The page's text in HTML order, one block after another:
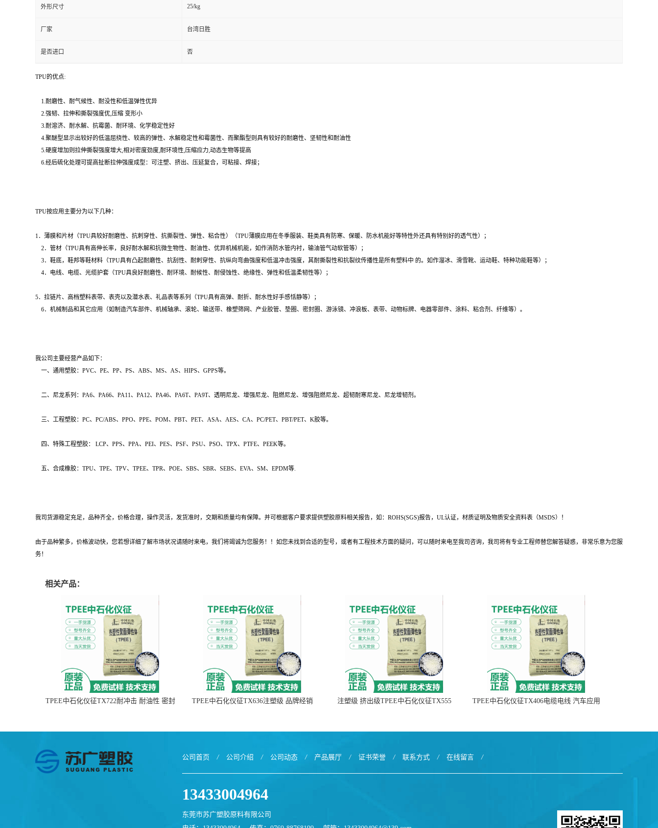
外形尺寸 25/kg
厂家 台湾日胜
是否进口 否
TPU的优点:
1.耐磨性、耐气候性、耐没性和低温弹性优异
2.强韧、拉伸和撕裂强度优,压缩 变形小
3.耐溶济、耐水解、抗霉菌、耐环境、化学稳定性好
4.聚醚型显示出较好的低温屈挠性、较高的弹性、水解稳定性和霉菌性、而聚酯型则具有较好的耐磨性、坚韧性和耐油性
5.硬度增加则拉伸撕裂强度增大,相对密度劲度,耐环境性,压缩应力,动态生物等提高
6.经后硫化处理可提高扯断拉伸强度成型：可注塑、挤出、压延复合，可粘接、焊接；
TPU按应用主要分为以下几种：
1．薄膜和片材（TPU具较好耐磨性、抗刺穿性、抗撕裂性、弹性、粘合性）（TPU薄膜应用在冬季服装、鞋类具有防寒、保暖、防水机能好等特性外还具有特别好的透气性）；
2．管材（TPU具有高伸长率，良好耐水解和抗微生物性、耐油性、优异机械机能，如作消防水管内衬，输油管气动软管等）；
3．鞋底，鞋邦等鞋材料（TPU具有凸起耐磨性、抗刮性、耐刺穿性、抗纵向弯曲强度和低温冲击强度，其耐撕裂性和抗裂纹传播性是所有塑料中 的。如作溜冰、滑雪靴、运动鞋、特种功能鞋等）；
4．电线、电缆、光缆护套（TPU具良好耐磨性、耐环境、耐候性、耐侵蚀性、绝缘性、弹性和低温柔韧性等）；
5．拉链片、高档塑料表带、表壳以及潜水表、礼品表等系列（TPU具有高弹、耐折、耐水性好手感恬静等）；
6．机械制品和其它应用（如制造汽车部件、机械轴承、滚轮、输送带、橡塑筛网、产业胶管、垫圈、密封圈、游泳镜、冲浪板、表带、动物标牌、电器零部件、涂料、粘合剂、纤维等）。
我公司主要经营产品如下：
一、通用塑胶：PVC、PE、PP、PS、ABS、MS、AS、HIPS、GPPS等。
二、尼龙系列：PA6、PA66、PA11、PA12、PA46、PA6T、PA9T、透明尼龙、增强尼龙、阻燃尼龙、增强阻燃尼龙、超韧耐寒尼龙、尼龙增韧剂。
三、工程塑胶：PC、PC/ABS、PPO、PPE、POM、PBT、PET、ASA、AES、CA、PC/PET、PBT/PET、K胶等。
四、特殊工程塑胶： LCP、PPS、PPA、PEI、PES、PSF、PSU、PSO、TPX、PTFE、PEEK等。
五、合成橡胶：TPU、TPE、TPV、TPEE、TPR、POE、SBS、SBR、SEBS、EVA、SM、EPDM等.
我司货源稳定充足，品种齐全，价格合理，操作灵活，发货准时，交期和质量均有保障。并可根据客户要求提供塑胶原料相关报告，如：ROHS(SGS)报告，UL认证，材质证明及物质安全资料表（MSDS）！
由于品种繁多，价格波动快，您若想详细了解市场状况请随时来电，我们将竭诚为您服务！！如您未找到合适的型号，或者有工程技术方面的疑问，可以随时来电至我司咨询，我司将有专业工程师替您解答疑惑，非常乐意为您服
务！
相关产品：
TPEE中石化仪征TX722耐冲击 耐油性 密封
TPEE中石化仪征TX636注塑级 品牌经销 注塑级 挤出级TPEE中石化仪征TX555 TPEE中石化仪征TX406电缆电线 汽车应用
公司首页 / 公司介绍 / 公司动态 / 产品展厅 / 证书荣誉 / 联系方式 / 在线留言 /
13433004964
东莞市苏广塑胶原料有限公司